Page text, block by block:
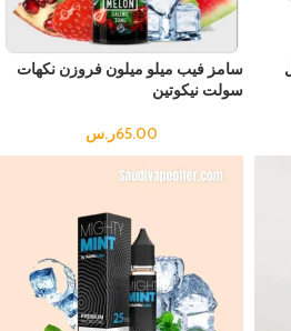
سامز فيب ميلو ميلون فروزن نكهات
سولت نيكوتين
65.00ر.س